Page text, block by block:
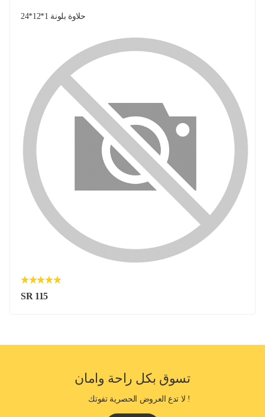
حلاوة بلونة 1*12*24
SR 115
تسوق بكل راحة وامان
! لا تدع العروض الحصرية تفوتك